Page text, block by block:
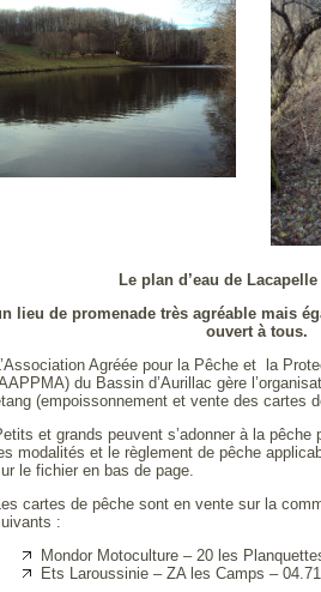
Le plan d’eau de
lieu de promenade très agréable mais
ouvert à tous.
Agréée pour la Pêche et la
du Bassin d’Aurillac gère
(empoissonnement et vente des cartes
et grands peuvent s’adonner à la pêche
modalités et le règlement de pêche
le fichier en bas de page.
cartes de pêche sont en vente sur la
:
Mondor Motoculture – 20 les
Ets Laroussinie – ZA les Camps –